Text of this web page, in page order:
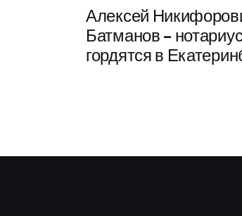
Алексей
Батманов –
гордятся в